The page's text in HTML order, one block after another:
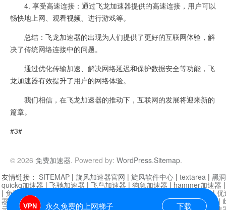
4. 享受高速连接：通过飞龙加速器提供的高速连接，用户可以
畅快地上网、观看视频、进行游戏等。
总结：飞龙加速器的出现为人们提供了更好的互联网体验，解
决了传统网络连接中的问题。
通过优化传输加速、解决网络延迟和保护数据安全等功能，飞
龙加速器有效提升了用户的网络体验。
我们相信，在飞龙加速器的推动下，互联网的发展将迎来新的
篇章。
#3#
© 2026 免费加速器. Powered by: WordPress.Sitemap.
永久免费的上网梯子 下载
友情链接： SITEMAP | 旋风加速器官网 | 旋风软件中心 | textarea | 黑
quickq加速器 | 飞驰加速器 | 飞鸟加速器 | 狗急加速器 | hammer加速器
| 免费vqn加速外网 迷雾通|优
器| 快柠檬加速器 |黑洞加速 |falemon 快橙加速器|anycast加速器 |